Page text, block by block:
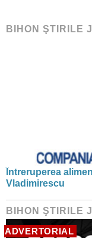
BIHON ŞTIRILE
Întreruperea
Vladimirescu
BIHON ŞTIRILE
ADVERTORIAL